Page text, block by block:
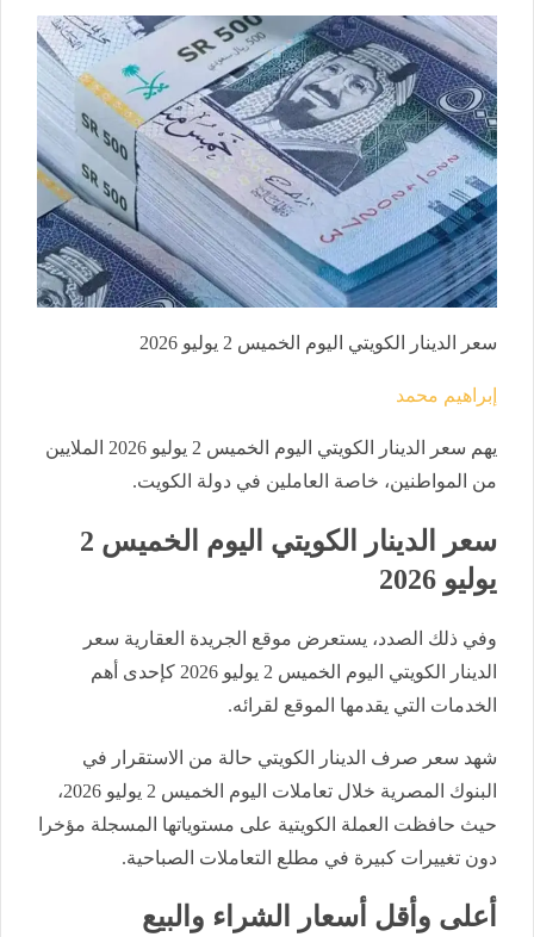
سعر الدينار الكويتي اليوم الخميس 2 يوليو 2026
إبراهيم محمد
يهم سعر الدينار الكويتي اليوم الخميس 2 يوليو 2026 الملايين
من المواطنين، خاصة العاملين في دولة الكويت.
سعر الدينار الكويتي اليوم الخميس 2
يوليو 2026
وفي ذلك الصدد، يستعرض موقع الجريدة العقارية سعر
الدينار الكويتي اليوم الخميس 2 يوليو 2026 كإحدى أهم
الخدمات التي يقدمها الموقع لقرائه.
شهد سعر صرف الدينار الكويتي حالة من الاستقرار في
البنوك المصرية خلال تعاملات اليوم الخميس 2 يوليو 2026،
حيث حافظت العملة الكويتية على مستوياتها المسجلة مؤخرا
دون تغييرات كبيرة في مطلع التعاملات الصباحية.
أعلى وأقل أسعار الشراء والبيع